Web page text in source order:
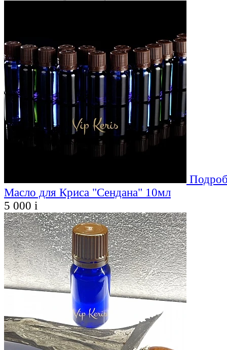
Масло для Криса "Сендана" 10мл
5 000 i